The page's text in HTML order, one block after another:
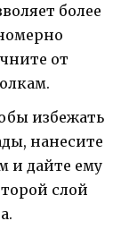
более
от
избежать
нанесите
и дайте ему
слой